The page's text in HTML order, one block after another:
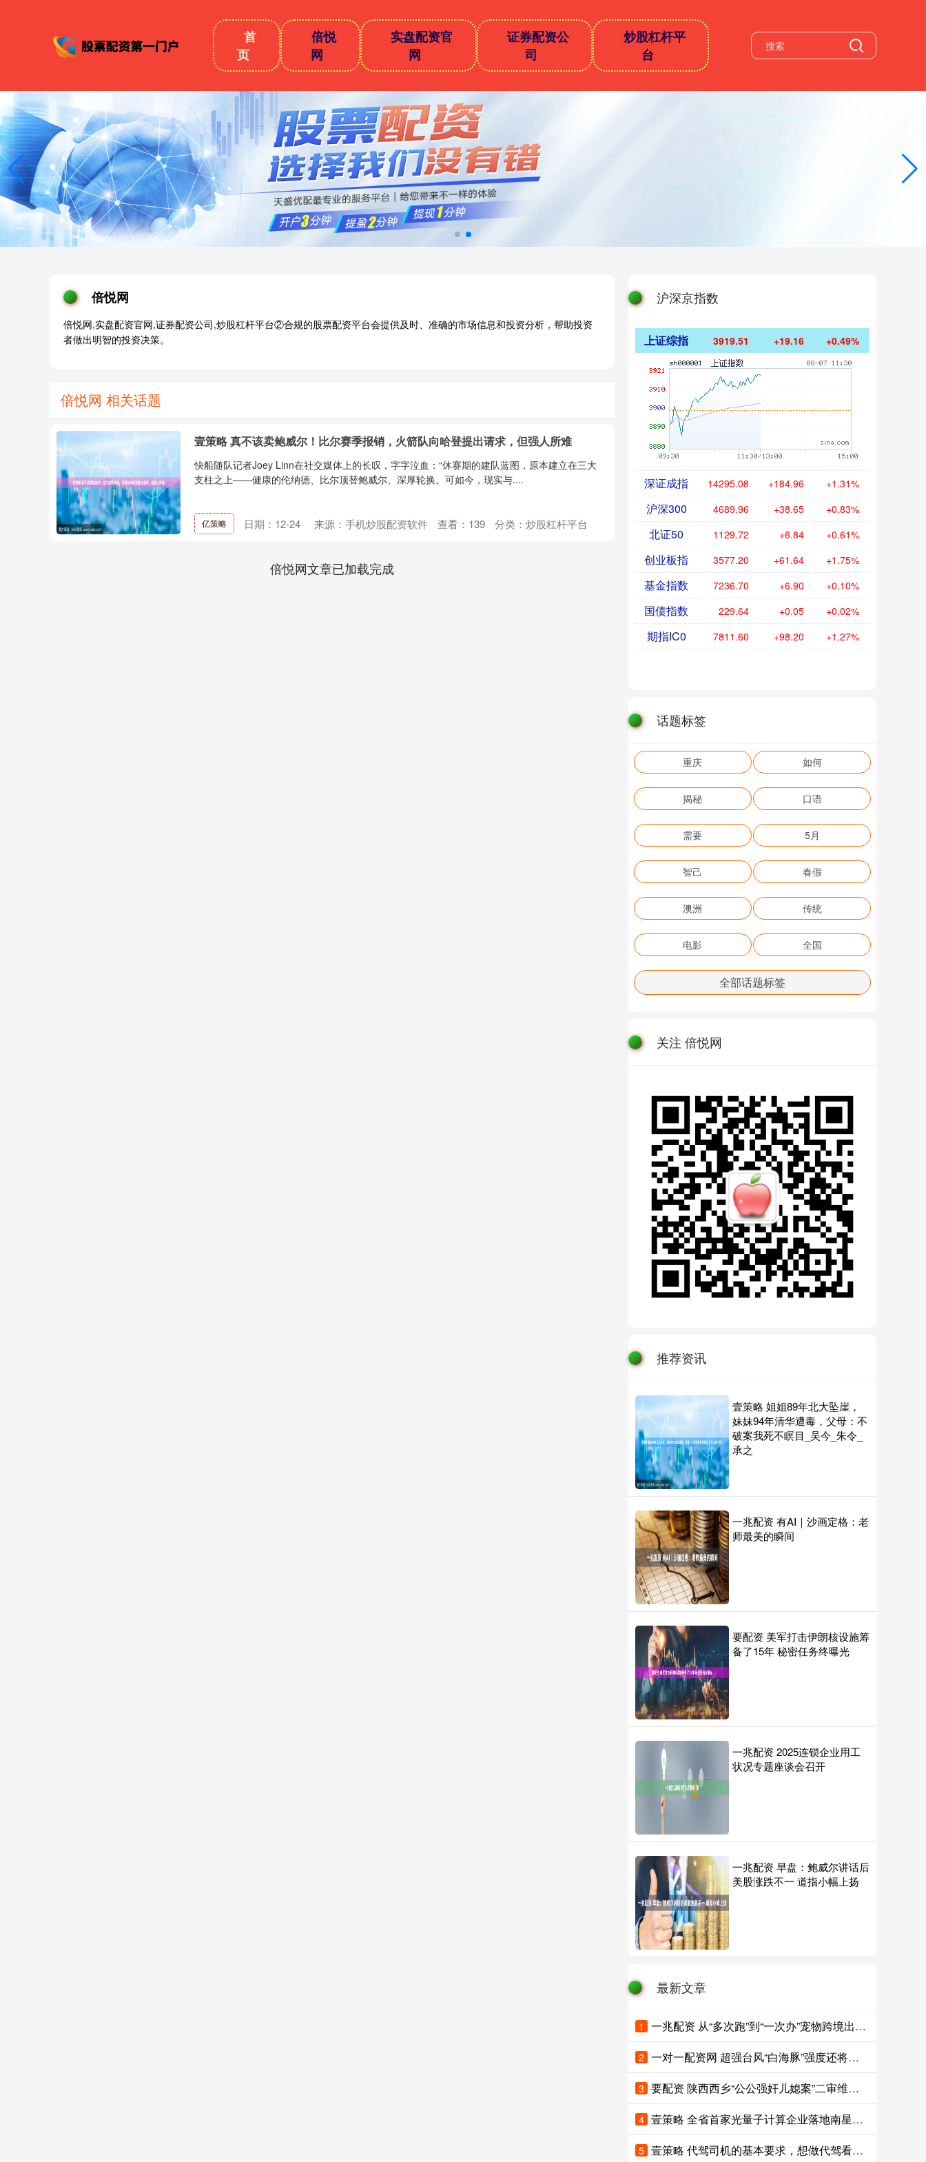
首
页
倍悦
网
实盘配资官
网
证券配资公
司
炒股杠杆平
台
倍悦网
倍悦网,实盘配资官网,证券配资公司,炒股杠杆平台②合规的股票配资平台会提供及时、准确的市场信息和投资分析，帮助投资
者做出明智的投资决策。
倍悦网 相关话题
壹策略 真不该卖鲍威尔！比尔赛季报销，火箭队向哈登提出请求，但强人所难
快船随队记者Joey Linn在社交媒体上的长叹，字字泣血：“休赛期的建队蓝图，原本建立在三大
支柱之上——健康的伦纳德、比尔顶替鲍威尔、深厚轮换。可如今，现实与....
亿策略 日期：12-24 来源：手机炒股配资软件 查看： 139 分类： 炒股杠杆平台
倍悦网文章已加载完成
沪深京指数
上证综指 3919.51 +19.16 +0.49%
深证成指 14295.08 +184.96 +1.31%
沪深300 4689.96 +38.65 +0.83%
北证50 1129.72 +6.84 +0.61%
创业板指 3577.20 +61.64 +1.75%
基金指数 7236.70 +6.90 +0.10%
国债指数 229.64 +0.05 +0.02%
期指IC0 7811.60 +98.20 +1.27%
话题标签
重庆 如何
揭秘 口语
需要 5月
智己 春假
澳洲 传统
电影 全国
全部话题标签
关注 倍悦网
推荐资讯
壹策略 姐姐89年北大坠崖，
妹妹94年清华遭毒，父母：不
破案我死不瞑目_吴今_朱令_
承之
一兆配资 有AI｜沙画定格：老
师最美的瞬间
要配资 美军打击伊朗核设施筹
备了15年 秘密任务终曝光
一兆配资 2025连锁企业用工
状况专题座谈会召开
一兆配资 早盘：鲍威尔讲话后
美股涨跌不一 道指小幅上扬
最新文章
1 一兆配资 从“多次跑”到“一次办”宠物跨境出行越来越便利
2 一对一配资网 超强台风“白海豚”强度还将有所增强 未来5天对我国海区无影响
3 要配资 陕西西乡“公公强奸儿媳案”二审维持原判：儿媳被鉴定为精神发育迟滞，公公被判4年，坚称儿媳系自愿，已申请再审请求改判无罪
4 壹策略 全省首家光量子计算企业落地南星，这波“光速”服务拿下“MVP”
5 壹策略 代驾司机的基本要求，想做代驾看这里